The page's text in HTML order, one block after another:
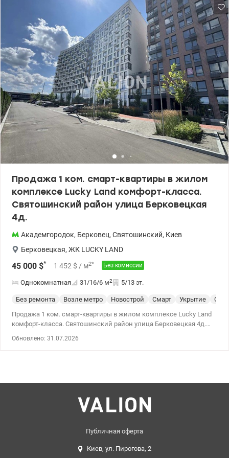
среди которых “ЗА профессионализм 2016”, “Лучшие
риэлторские компании Украины 2016”, “Лучший Web ресурс
риэлторской компании 2016”, VІІ Национальный рейтинг
“Лучшие риэлторские компании 2013” и многие другие.
Продажа 1 ком. смарт-квартиры в жилом
комплексе Lucky Land комфорт-класса.
Святошинский район улица Берковецкая
4д.
Академгородок, Берковец, Святошинский, Киев
Берковецкая, ЖК LUCKY LAND
45 000 $* 1 452 $ / м2* Без комиссии
Однокомнатная 31/16/6 м2 5/13 эт.
Без ремонта Возле метро Новострой Смарт Укрытие
Продажа 1 ком. смарт-квартиры в жилом комплексе Lucky Land
комфорт-класса. Святошинский район улица Берковецкая 4д.
концепции «город в городе» закрытая охраняемая территория.
свежим воздухом и жить в гармонии с природой. В пешем
доступе ТРЦ LAVINA, Сильпо, Ашан и Эпицентр и большая
Обновлено: 31.07.2026
Публичная оферта
Киев, ул. Пирогова, 2